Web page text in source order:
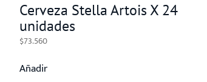
Cerveza Stella Artois X 24
unidades
$73.560
Añadir